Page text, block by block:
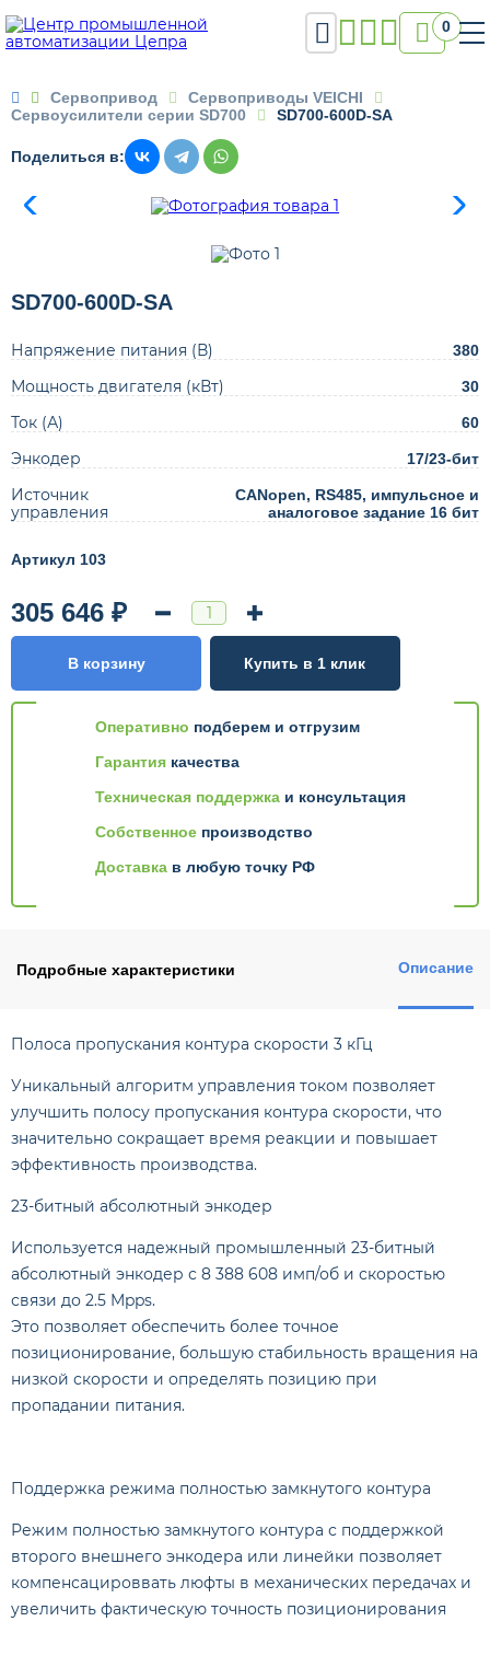
 0
 Сервопривод
Сервоприводы VEICHI
Сервоусилители серии SD700
SD700-600D-SA
Поделиться в:
SD700-600D-SA
Напряжение питания (В) 380
Мощность двигателя (кВт) 30
Ток (А) 60
Энкодер 17/23-бит
Источник
управления
CANopen, RS485, импульсное и
аналоговое задание 16 бит
Артикул 103
Оперативно подберем и отгрузим
Гарантия качества
Техническая поддержка и консультация
Собственное производство
Доставка в любую точку РФ
305 646 ₽
В корзину Купить в 1 клик
Подробные характеристики Описание
Полоса пропускания контура скорости 3 кГц
Уникальный алгоритм управления током позволяет
улучшить полосу пропускания контура скорости, что
значительно сокращает время реакции и повышает
эффективность производства.
23-битный абсолютный энкодер
Используется надежный промышленный 23-битный
абсолютный энкодер с 8 388 608 имп/об и скоростью
связи до 2.5 Mpps.
Это позволяет обеспечить более точное
позиционирование, большую стабильность вращения на
низкой скорости и определять позицию при
пропадании питания.
Поддержка режима полноcтью замкнутого контура
Режим полностью замкнутого контура с поддержкой
второго внешнего энкодера или линейки позволяет
компенсацироввать люфты в механических передачах и
увеличить фактическую точность позиционирования